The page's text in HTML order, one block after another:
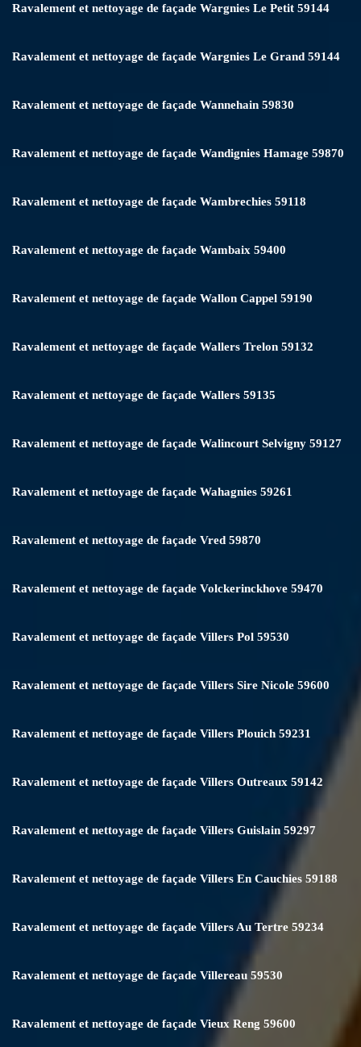
Ravalement et nettoyage de façade Wargnies Le Petit 59144
Ravalement et nettoyage de façade Wargnies Le Grand 59144
Ravalement et nettoyage de façade Wannehain 59830
Ravalement et nettoyage de façade Wandignies Hamage 59870
Ravalement et nettoyage de façade Wambrechies 59118
Ravalement et nettoyage de façade Wambaix 59400
Ravalement et nettoyage de façade Wallon Cappel 59190
Ravalement et nettoyage de façade Wallers Trelon 59132
Ravalement et nettoyage de façade Wallers 59135
Ravalement et nettoyage de façade Walincourt Selvigny 59127
Ravalement et nettoyage de façade Wahagnies 59261
Ravalement et nettoyage de façade Vred 59870
Ravalement et nettoyage de façade Volckerinckhove 59470
Ravalement et nettoyage de façade Villers Pol 59530
Ravalement et nettoyage de façade Villers Sire Nicole 59600
Ravalement et nettoyage de façade Villers Plouich 59231
Ravalement et nettoyage de façade Villers Outreaux 59142
Ravalement et nettoyage de façade Villers Guislain 59297
Ravalement et nettoyage de façade Villers En Cauchies 59188
Ravalement et nettoyage de façade Villers Au Tertre 59234
Ravalement et nettoyage de façade Villereau 59530
Ravalement et nettoyage de façade Vieux Reng 59600